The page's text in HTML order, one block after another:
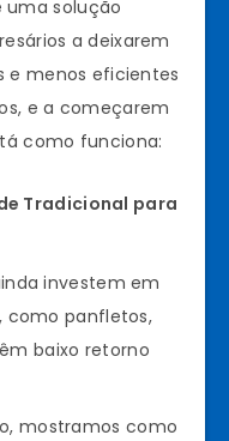
uma solução
a deixarem
e menos eficientes
e a começarem
como funciona:
Tradicional para
investem em
como panfletos,
baixo retorno
mostramos como